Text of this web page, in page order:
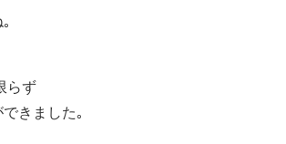
らず
きました｡